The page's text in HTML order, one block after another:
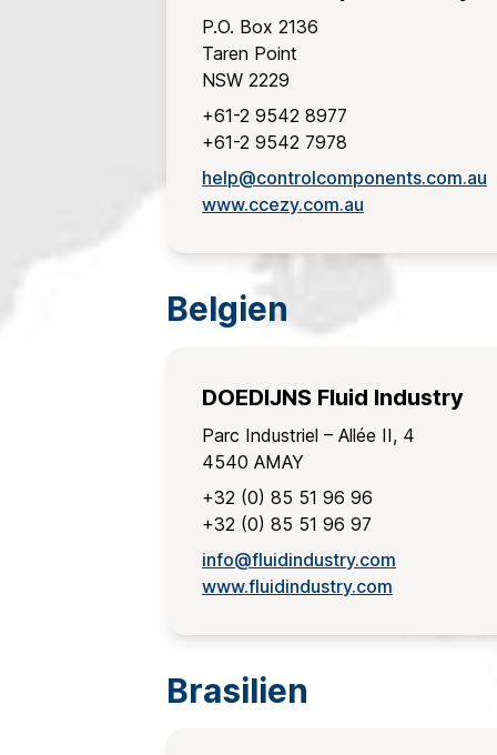
P.O. Box 2136
Taren Point
NSW 2229
+61-2 9542 8977
+61-2 9542 7978
help@controlcomponents.com.au
www.ccezy.com.au
Belgien
DOEDIJNS Fluid Industry
Parc Industriel – Allée II, 4
4540 AMAY
+32 (0) 85 51 96 96
+32 (0) 85 51 96 97
info@fluidindustry.com
www.fluidindustry.com
Brasilien